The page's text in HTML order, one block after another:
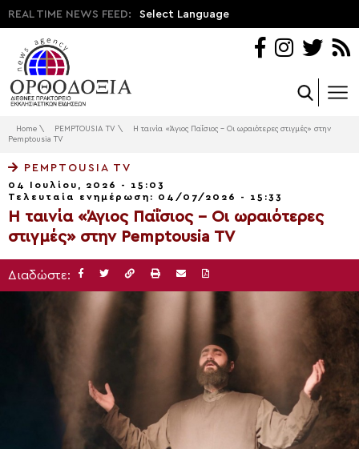
REAL TIME NEWS FEED: Select Language
Home \ PEMPTOUSIA TV \
Η ταινία «Άγιος Παΐσιος – Οι ωραιότερες στιγμές» στην
Pemptousia TV
PEMPTOUSIA TV
04 Ιουλίου, 2026 - 15:03
Τελευταία ενημέρωση: 04/07/2026 - 15:33
Η ταινία «Άγιος Παΐσιος – Οι ωραιότερες
στιγμές» στην Pemptousia TV
Διαδώστε: